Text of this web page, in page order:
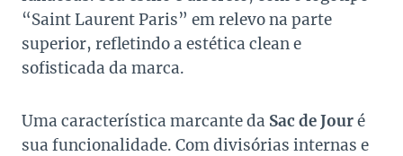
“Saint Laurent Paris” em relevo na parte
superior, refletindo a estética clean e
sofisticada da marca.
Uma característica marcante da Sac de Jouré
sua funcionalidade. Com divisórias internas e